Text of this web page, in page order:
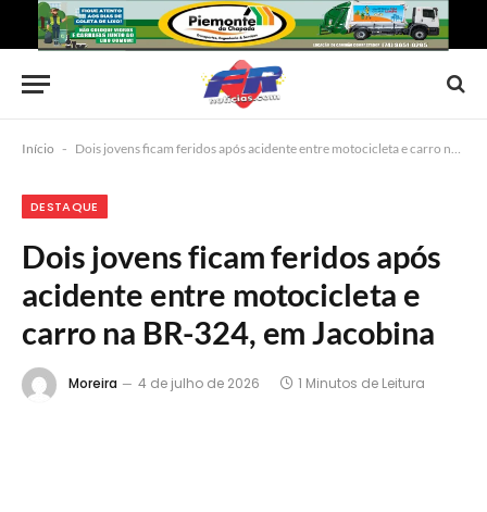
Início - Dois jovens ficam feridos após acidente entre motocicleta e carro na BR-324, em Jacobina
DESTAQUE
Dois jovens ficam feridos após
acidente entre motocicleta e
carro na BR-324, em Jacobina
Moreira 4 de julho de 2026 1 Minutos de Leitura